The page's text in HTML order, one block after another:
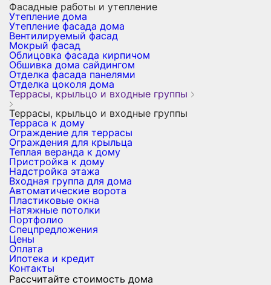
Фасадные работы и утепление
Утепление дома
Утепление фасада дома
Вентилируемый фасад
Мокрый фасад
Облицовка фасада кирпичом
Обшивка дома сайдингом
Отделка фасада панелями
Отделка цоколя дома
Террасы, крыльцо и входные группы
Террасы, крыльцо и входные группы
Терраса к дому
Ограждение для террасы
Ограждения для крыльца
Теплая веранда к дому
Пристройка к дому
Надстройка этажа
Входная группа для дома
Автоматические ворота
Пластиковые окна
Натяжные потолки
Портфолио
Спецпредложения
Цены
Оплата
Ипотека и кредит
Контакты
Рассчитайте стоимость дома